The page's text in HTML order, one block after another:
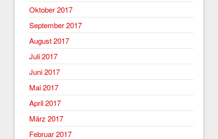
Oktober 2017
September 2017
August 2017
Juli 2017
Juni 2017
Mai 2017
April 2017
März 2017
Februar 2017